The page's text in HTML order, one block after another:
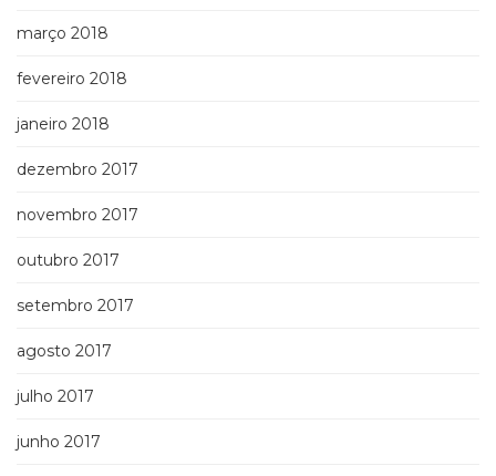
março 2018
fevereiro 2018
janeiro 2018
dezembro 2017
novembro 2017
outubro 2017
setembro 2017
agosto 2017
julho 2017
junho 2017